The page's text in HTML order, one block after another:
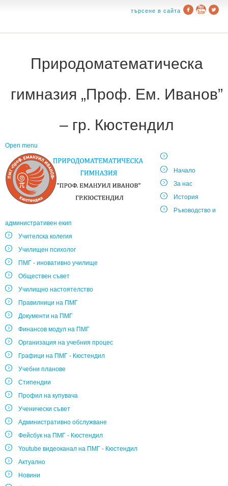
търсене в сайта
Природоматематическа
гимназия „Проф. Ем. Иванов”
– гр. Кюстендил
Open menu
Начало
За нас
История
Ръководство и
административен екип
Учителска колегия
Училищен психолог
ПМГ - иновативно училище
Обществен съвет
Училищно настоятелство
Правилници на ПМГ
Документи на ПМГ
Финансов модул на ПМГ
Организация на учебния процес
Графици на ПМГ - Кюстендил
Учебни планове
Стипендии
Профил на купувача
Ученически съвет
Административно обслужване
Фейсбук на ПМГ - Кюстендил
Youtube видеоканал на ПМГ - Кюстендил
Актуално
Новини